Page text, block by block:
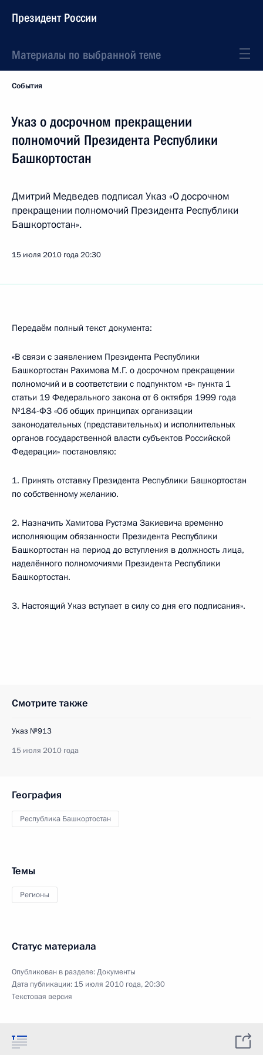
Президент России
Материалы по выбранной теме
События
Указ о досрочном прекращении
полномочий Президента Республики
Башкортостан
Дмитрий Медведев подписал Указ «О досрочном
прекращении полномочий Президента Республики
Башкортостан».
15 июля 2010 года20:30
Передаём полный текст документа:
«В связи с заявлением Президента Республики
Башкортостан Рахимова М.Г. о досрочном прекращении
полномочий и в соответствии с подпунктом «в» пункта 1
статьи 19 Федерального закона от 6 октября 1999 года
№184-ФЗ «Об общих принципах организации
законодательных (представительных) и исполнительных
органов государственной власти субъектов Российской
Федерации» постановляю:
1. Принять отставку Президента Республики Башкортостан
по собственному желанию.
2. Назначить Хамитова Рустэма Закиевича временно
исполняющим обязанности Президента Республики
Башкортостан на период до вступления в должность лица,
наделённого полномочиями Президента Республики
Башкортостан.
3. Настоящий Указ вступает в силу со дня его подписания».
Смотрите также
Указ №913
15 июля 2010 года
География
Республика Башкортостан
Темы
Регионы
Статус материала
Опубликован в разделе:Документы
Дата публикации: 15 июля 2010 года, 20:30
Текстовая версия